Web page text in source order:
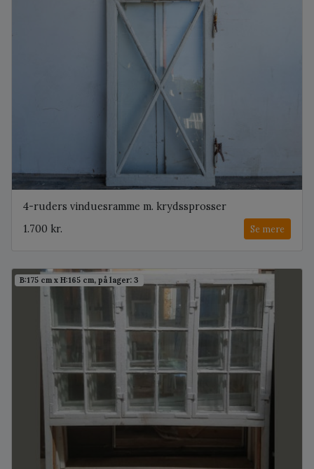
4-ruders vinduesramme m. krydssprosser
1.700 kr.
Se mere
B:175 cm x H:165 cm, på lager: 3